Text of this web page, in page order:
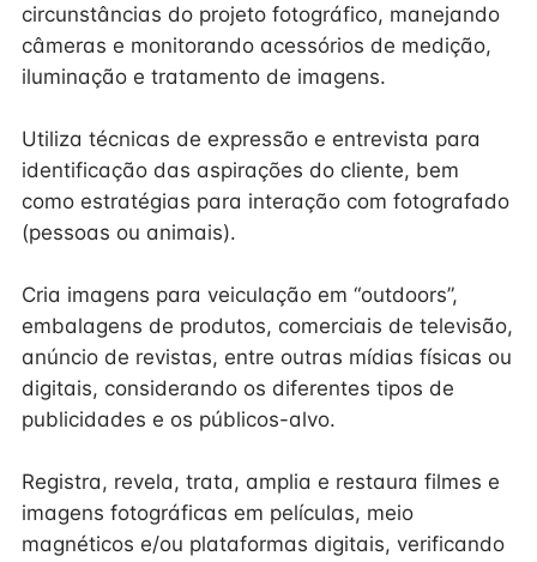
circunstâncias do projeto fotográfico, manejando
câmeras e monitorando acessórios de medição,
iluminação e tratamento de imagens.
Utiliza técnicas de expressão e entrevista para
identificação das aspirações do cliente, bem
como estratégias para interação com fotografado
(pessoas ou animais).
Cria imagens para veiculação em “outdoors”,
embalagens de produtos, comerciais de televisão,
anúncio de revistas, entre outras mídias físicas ou
digitais, considerando os diferentes tipos de
publicidades e os públicos-alvo.
Registra, revela, trata, amplia e restaura filmes e
imagens fotográficas em películas, meio
magnéticos e/ou plataformas digitais, verificando